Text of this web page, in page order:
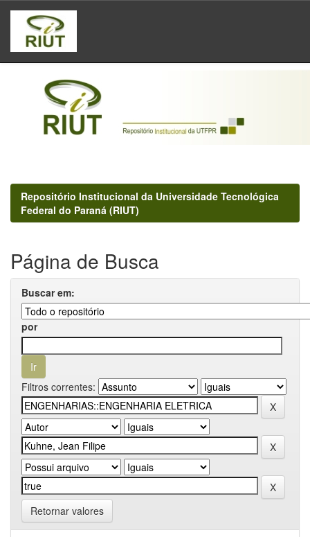
Skip
navigation
Repositório Institucional da Universidade Tecnológica
Federal do Paraná (RIUT)
Página de Busca
Buscar em:
por
Filtros correntes:
Retornar valores